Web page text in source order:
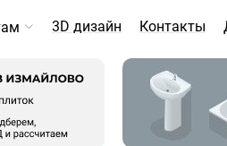
3D дизайн Контакты